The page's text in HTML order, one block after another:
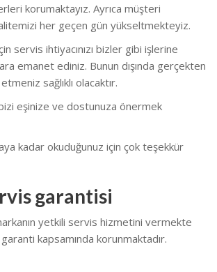
korumaktayız. Ayrıca müşteri
her geçen gün yükseltmekteyiz.
servis ihtiyacınızı bizler gibi işlerine
emanet ediniz. Bunun dışında gerçekten
sağlıklı olacaktır.
bizi eşinize ve dostunuza önermek
kadar okuduğunuz için çok teşekkür
garantisi
yetkili servis hizmetini vermekte
kapsamında korunmaktadır.